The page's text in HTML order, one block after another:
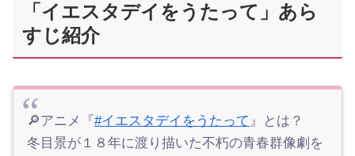
「イエスタデイをうたって」あら
すじ紹介
🔎アニメ『#イエスタデイをうたって 』とは？
冬目景が１８年に渡り描いた不朽の青春群像劇を